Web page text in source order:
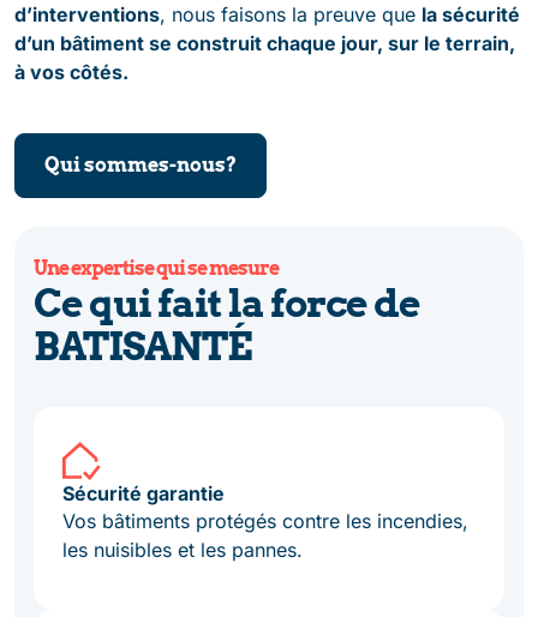
d’interventions, nous faisons la preuve que la sécurité
d’un bâtiment se construit chaque jour, sur le terrain,
à vos côtés.
Qui sommes-nous?
Une expertise qui se mesure
Ce qui fait la force de
BATISANTÉ
Sécurité garantie
Vos bâtiments protégés contre les incendies,
les nuisibles et les pannes.